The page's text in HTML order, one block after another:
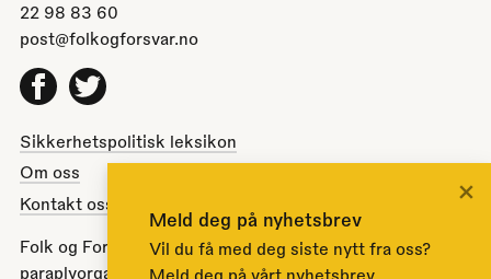
22 98 83 60
post@folkogforsvar.no
Facebook
Twitter
Sikkerhetspolitisk leksikon
Om oss
Kontakt oss
Folk og Forsvar er en partipolitisk nøytral
paraplyorganisasjon opprettet av Stortinget i 1951 for å
Meld deg på nyhetsbrev
Vil du få med deg siste nytt fra oss?
Meld deg på vårt nyhetsbrev.
×